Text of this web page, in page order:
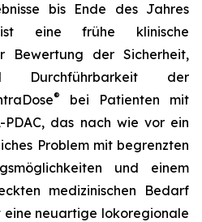
bis Ende des Jahres
eine frühe klinische
Bewertung der Sicherheit,
Durchführbarkeit der
®
bei Patienten mit
PDAC, das nach wie vor ein
Problem mit begrenzten
und einem
medizinischen Bedarf
eine neuartige lokoregionale